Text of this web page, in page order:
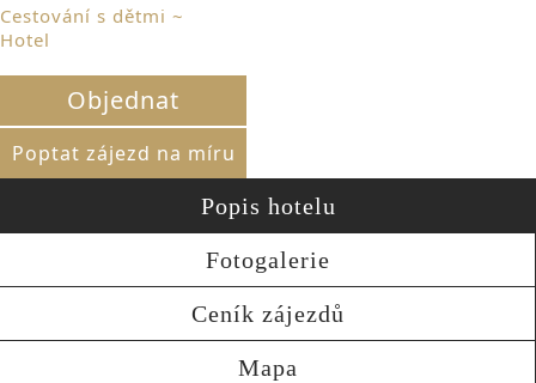
Cestování s dětmi ~
Hotel
Objednat
Poptat zájezd na míru
Popis hotelu
Fotogalerie
Ceník zájezdů
Mapa